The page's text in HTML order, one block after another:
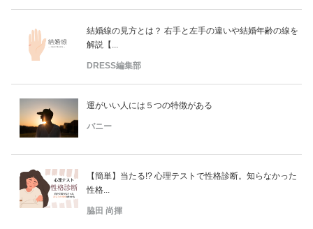
結婚線の見方とは？ 右手と左手の違いや結婚年齢の線を
解説【...
DRESS編集部
運がいい人には５つの特徴がある
バニー
【簡単】当たる!? 心理テストで性格診断。知らなかった
性格...
脇田 尚揮